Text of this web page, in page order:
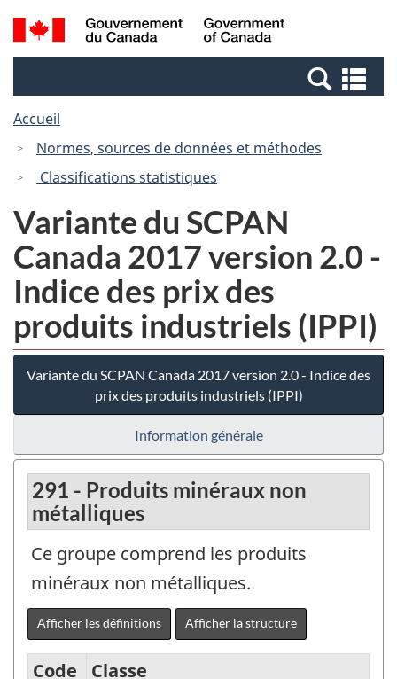
Passer
au
Passer
à
Canada
Recherche
et
et
Accueil
Normes, sources de données et méthodes
Classifications statistiques
Variante du SCPAN
Canada 2017 version 2.0 -
Indice des prix des
produits industriels (IPPI)
Variante du SCPAN Canada 2017 version 2.0 - Indice des
prix des produits industriels (IPPI)
Information générale
291 - Produits minéraux non
métalliques
Ce groupe comprend les produits
minéraux non métalliques.
Afficher les définitions Afficher la structure
Code
Classe